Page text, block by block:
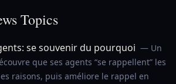
Topics
se souvenir du pourquoi — Un
que ses agents “se rappellent” les
raisons, puis améliore le rappel en